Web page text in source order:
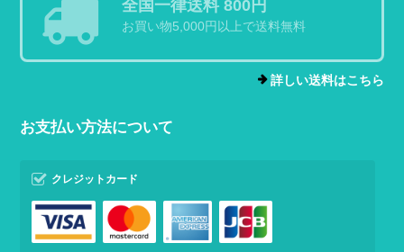
全国一律送料 800円
お買い物5,000円以上で送料無料
詳しい送料はこちら
お支払い方法について
クレジットカード